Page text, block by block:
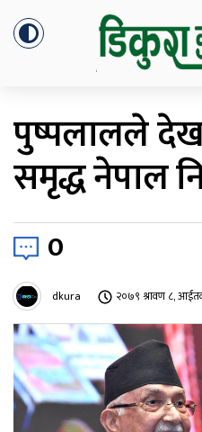
पुष्पलालले
समृद्ध नेपाल
0
dkura २०७९ श्रावण ८,